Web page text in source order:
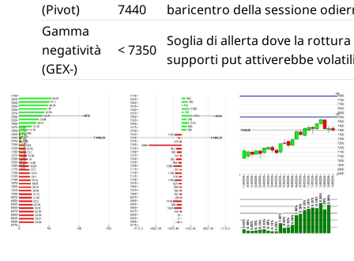
(Pivot)
7440
baricentro della sessione
Gamma
negatività
(GEX-)
< 7350
Soglia di allerta dove la rottura
supporti put attiverebbe